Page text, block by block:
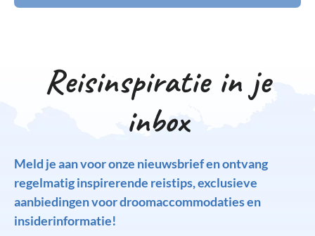
Reisinspiratie in je
inbox
Meld je aan voor onze nieuwsbrief en ontvang
regelmatig inspirerende reistips, exclusieve
aanbiedingen voor droomaccommodaties en
insiderinformatie!